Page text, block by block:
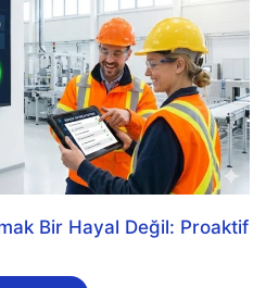
Bir Hayal Değil: Proaktif